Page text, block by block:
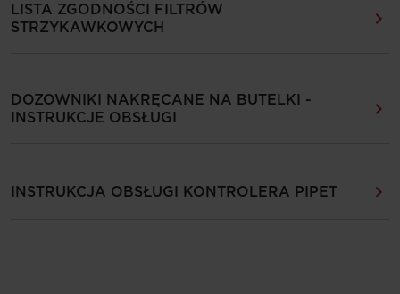
LISTA ZGODNOŚCI FILTRÓW
STRZYKAWKOWYCH
DOZOWNIKI NAKRĘCANE NA BUTELKI -
INSTRUKCJE OBSŁUGI
INSTRUKCJA OBSŁUGI KONTROLERA PIPET